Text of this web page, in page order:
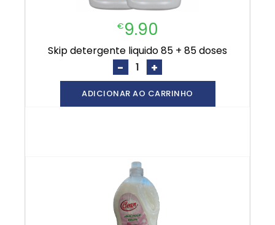
€9.90
skip detergente liquido 85 + 85 doses
- +
ADICIONAR AO CARRINHO